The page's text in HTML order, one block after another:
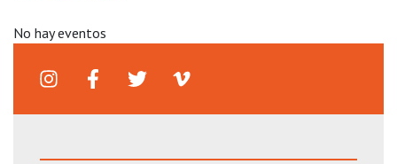
Educativo
educativas
No hay eventos